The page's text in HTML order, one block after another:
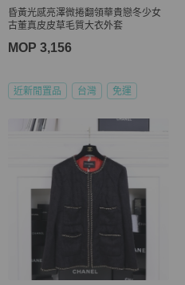
昏黃光感亮澤微捲翻領華貴戀冬少女
古董真皮皮草毛質大衣外套
MOP 3,156
近新閒置品 台灣 免運